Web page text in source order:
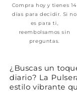
Compra hoy y tienes 14
días para decidir. Si no
es para ti,
reembolsamos sin
preguntas.
¿Buscas un
diario? La
estilo vibrante